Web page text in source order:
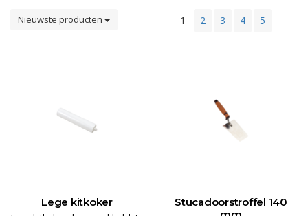
Nieuwste producten 1 2 3 4 5
Lege kitkoker
Stucadoorstroffel 140